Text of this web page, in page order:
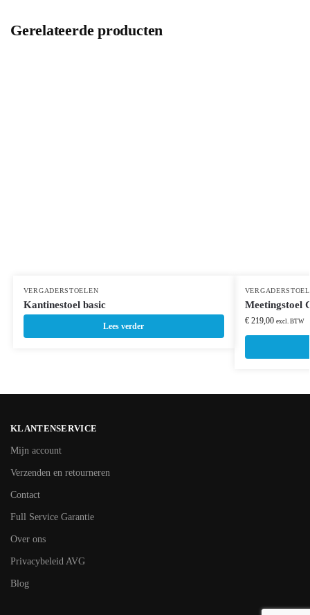
Gerelateerde producten
VERGADERSTOELEN
Kantinestoel basic
Lees verder
Meetingstoel
€219,00 excl. BTW
KLANTENSERVICE
Mijn account
Verzenden en retourneren
Contact
Full Service Garantie
Over ons
Privacybeleid AVG
Blog